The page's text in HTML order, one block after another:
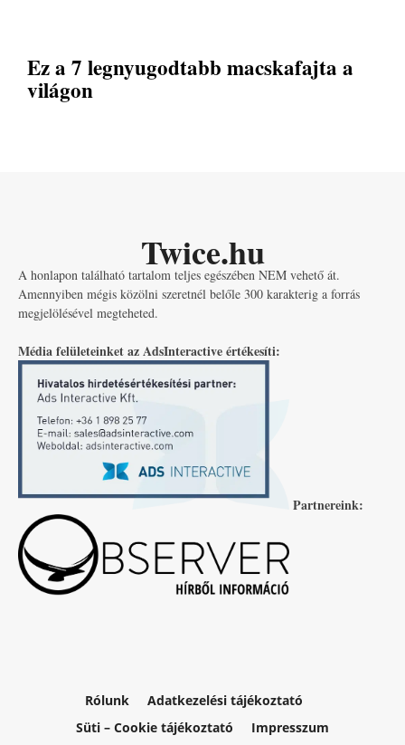
Ez a 7 legnyugodtabb macskafajta a
világon
Twice.hu
A honlapon található tartalom teljes egészében NEM vehető át.
Amennyiben mégis közölni szeretnél belőle 300 karakterig a forrás
megjelölésével megteheted.
Média felületeinket az AdsInteractive értékesíti:
Partnereink:
Rólunk
Adatkezelési tájékoztató
Süti – Cookie tájékoztató
Impresszum